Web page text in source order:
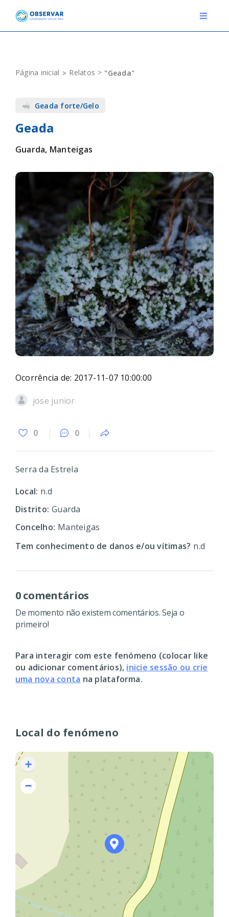
content
Toggle
EVENTOS
DEFINIÇÕES
F.A.Q.
Novo relato Login
Página inicial Relatos "Geada"
Local do fenómeno
+
−
Geada forte/Gelo
Geada
Guarda, Manteigas
Ocorrência de: 2017-11-07 10:00:00
jose junior
0 0
Serra da Estrela
Local: n.d
Distrito: Guarda
Concelho: Manteigas
Tem conhecimento de danos e/ou vítimas? n.d
0 comentários
De momento não existem comentários. Seja o
primeiro!
Para interagir com este fenómeno (colocar like
ou adicionar comentários), inicie sessão ou crie
uma nova conta na plataforma.